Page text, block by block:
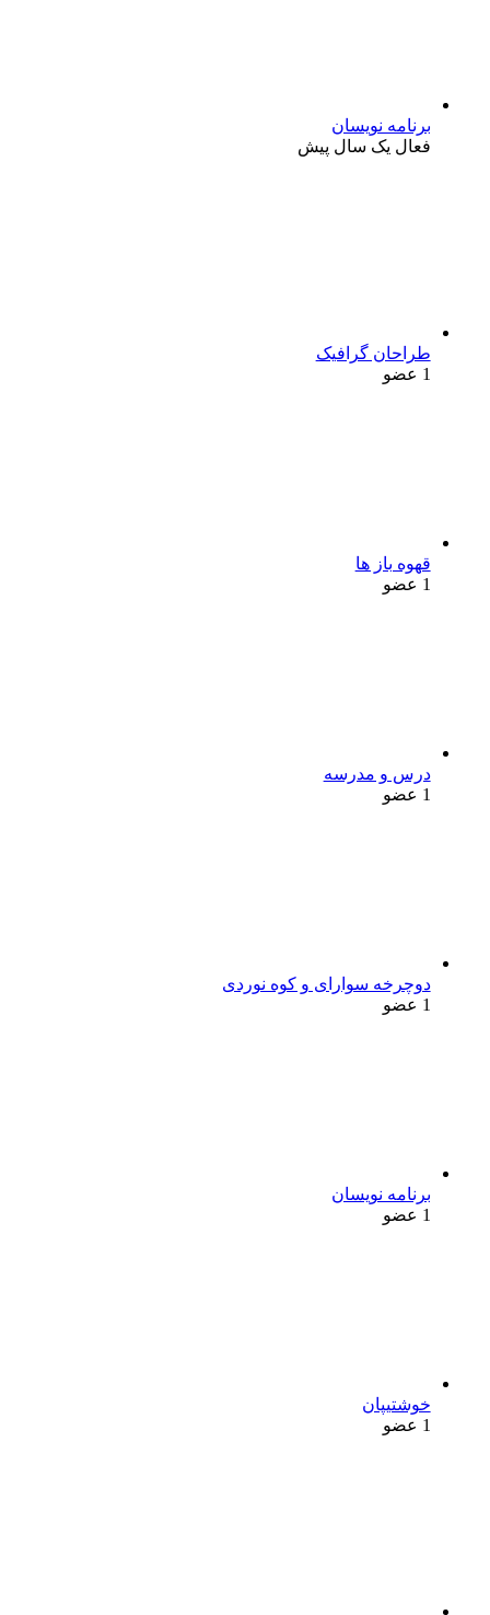
برنامه نویسان
فعال یک سال پیش
طراحان گرافیک
1 عضو
قهوه باز ها
1 عضو
درس و مدرسه
1 عضو
دوچرخه سوارای و کوه نوردی
1 عضو
برنامه نویسان
1 عضو
خوشتیپان
1 عضو